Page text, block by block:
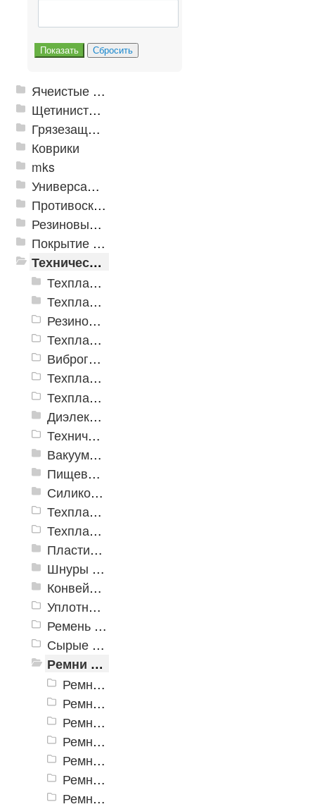
Ячеистые грязезащитные покрытия
Щетинистые покрытия
Грязезащитные, влаговпитывающие покрытия
Коврики
mks
Универсальные модульные покрытия
Противоскользящая защита для лестниц, профили, ленты
Резиновые и ПВХ дорожки
Покрытие из резиновой крошки
Техническая резина
Техпластины ТМКЩ резиновые рулонные ГОСТ 7338-90
Техпластины МБС резиновые рулонные ГОСТ 7338-90
Резиновые пластины SBR (ТМКЩ)
Техпластина Неопрен CR
Виброгасящие (вибродемпфирующие) эластомерные пластины
Техпластина EPDM
Техпластина для дорожной техники
Диэлектрические материалы
Техническая резина ТМКЩ с тканевой прокладкой
Вакуумная пластина ТУ 38.105.116-81
Пищевая резиновая пластина
Силиконовая пластина
Техпластина электроизоляционная
Техпластина УМ (трансформаторная)
Пластины пористые и губчатые
Шнуры резиновые
Конвейерная лента
Уплотнитель
Ремень плоский
Сырые смеси
Ремни приводные
Ремни клиновые Z(О)
Ремни клиновые А
Ремни клиновые Б (B)
Ремни клиновые С(В)
Ремни клиновые D(Г) и Е(Д)
Ремни вентиляторные
Ремни клиновые AVX с формованным зубом